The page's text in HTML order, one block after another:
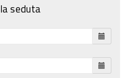
seduta